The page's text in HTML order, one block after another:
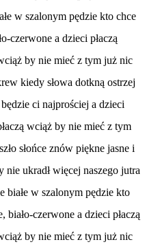
w szalonym pędzie kto chce
czerwone a dzieci płaczą
by nie mieć z tym już nic
kiedy słowa dotkną ostrzej
ci najprościej a dzieci
wciąż by nie mieć z tym
słońce znów piękne jasne i
nie ukradł więcej naszego jutra
białe w szalonym pędzie kto
czerwone a dzieci płaczą
by nie mieć z tym już nic